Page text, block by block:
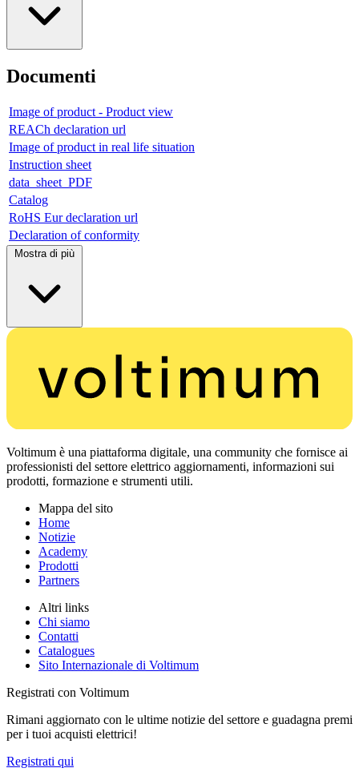
Documenti
Image of product - Product view
REACh declaration url
Image of product in real life situation
Instruction sheet
data_sheet_PDF
Catalog
RoHS Eur declaration url
Declaration of conformity
Mostra di più
Voltimum è una piattaforma digitale, una community che fornisce ai
professionisti del settore elettrico aggiornamenti, informazioni sui
prodotti, formazione e strumenti utili.
Mappa del sito
Home
Notizie
Academy
Prodotti
Partners
Altri links
Chi siamo
Contatti
Catalogues
Sito Internazionale di Voltimum
Registrati con Voltimum
Rimani aggiornato con le ultime notizie del settore e guadagna premi
per i tuoi acquisti elettrici!
Registrati qui